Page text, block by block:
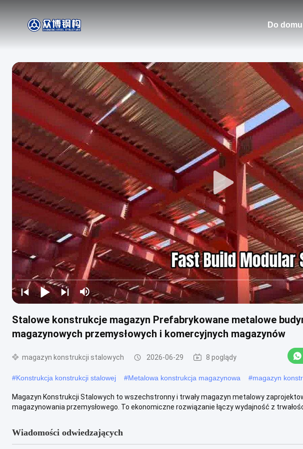
Do domu
Stalowe konstrukcje magazyn Prefabrykowane metalowe
magazynowych przemysłowych i komercyjnych magazynów
magazyn konstrukcji stalowych 2026-06-29 8 poglądy
#Konstrukcja konstrukcji stalowej #Metalowa konstrukcja magazynowa #magazyn
Magazyn Konstrukcji Stalowych to wszechstronny i trwały magazyn metalowy
magazynowania przemysłowego. To ekonomiczne rozwiązanie łączy wydajność z
Wiadomości odwiedzających